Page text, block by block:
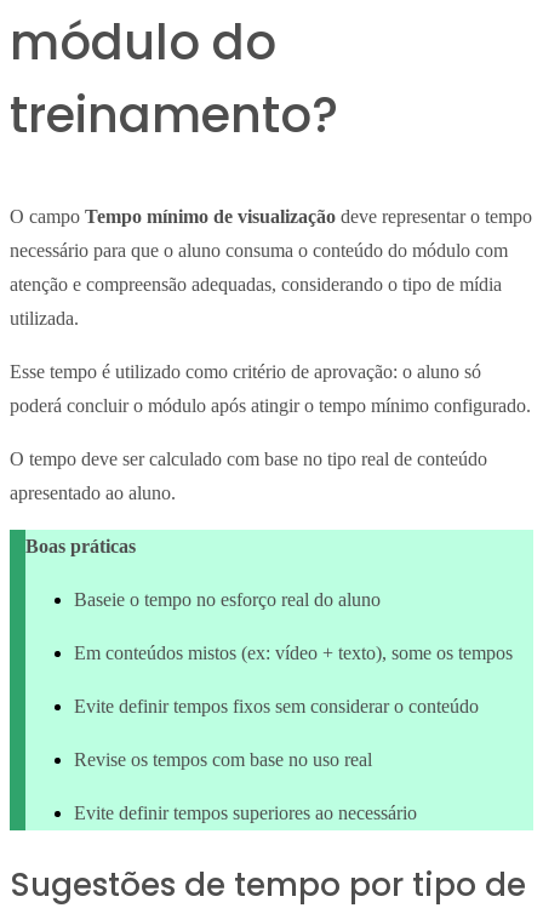
módulo do
treinamento?
O campo Tempo mínimo de visualização deve representar o tempo
necessário para que o aluno consuma o conteúdo do módulo com
atenção e compreensão adequadas, considerando o tipo de mídia
utilizada.
Esse tempo é utilizado como critério de aprovação: o aluno só
poderá concluir o módulo após atingir o tempo mínimo configurado.
O tempo deve ser calculado com base no tipo real de conteúdo
apresentado ao aluno.
Boas práticas
Baseie o tempo no esforço real do aluno
Em conteúdos mistos (ex: vídeo + texto), some os tempos
Evite definir tempos fixos sem considerar o conteúdo
Revise os tempos com base no uso real
Evite definir tempos superiores ao necessário
Sugestões de tempo por tipo de